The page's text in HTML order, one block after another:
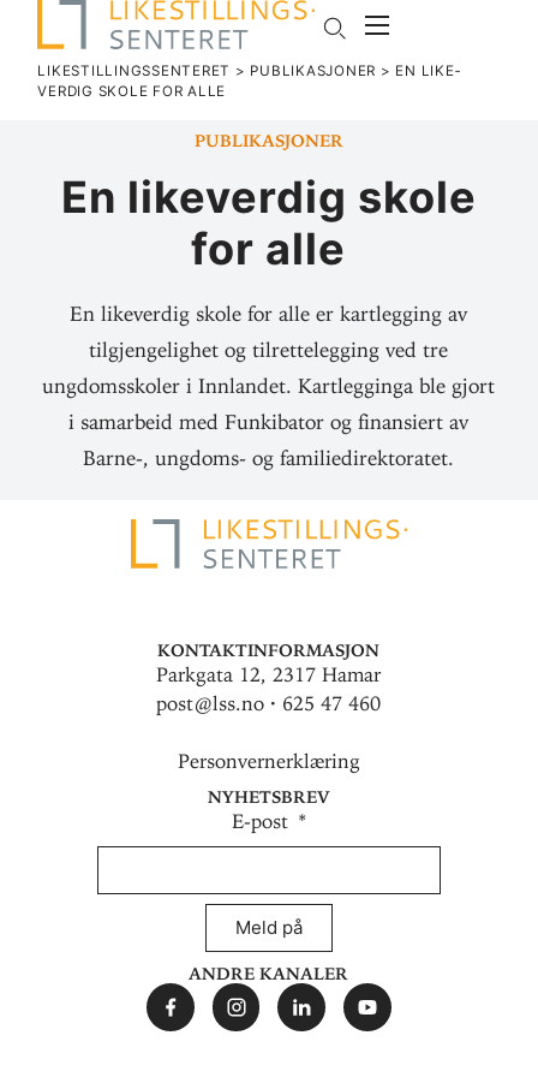
LIKESTILLINGSSENTERET > PUBLIKASJONER > EN LIKE­
VERDIG SKOLE FOR ALLE
Publikasjoner
En like­verdig skole
for alle
En likeverdig skole for alle er kartlegging av
tilgjengelighet og tilrettelegging ved tre
ungdomsskoler i Innlandet. Kartlegginga ble gjort
i samarbeid med Funkibator og finansiert av
Barne-, ungdoms- og familiedirektoratet.
Kontaktinformasjon
Parkgata 12, 2317 Hamar
post@lss.no · 625 47 460
Personvernerklæring
Nyhetsbrev
E-post
Meld på
Andre kanaler